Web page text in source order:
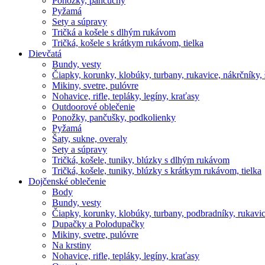
Pyžamá
Sety a súpravy
Tričká a košele s dlhým rukávom
Tričká, košele s krátkym rukávom, tielka
Dievčatá
Bundy, vesty
Čiapky, korunky, klobúky, turbany, rukavice, nákrčníky,
Mikiny, svetre, pulóvre
Nohavice, rifle, tepláky, legíny, kraťasy
Outdoorové oblečenie
Ponožky, pančušky, podkolienky
Pyžamá
Šaty, sukne, overaly
Sety a súpravy
Tričká, košele, tuniky, blúzky s dlhým rukávom
Tričká, košele, tuniky, blúzky s krátkym rukávom, tielka
Dojčenské oblečenie
Body
Bundy, vesty
Čiapky, korunky, klobúky, turbany, podbradníky,
Dupačky a Polodupačky
Mikiny, svetre, pulóvre
Na krstiny
Nohavice, rifle, tepláky, legíny, kraťasy